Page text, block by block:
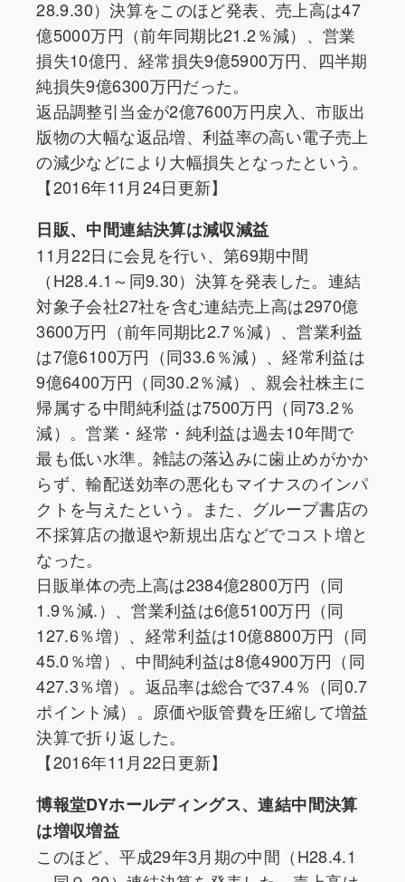
28.9.30）決算をこのほど発表、売上高は47
億5000万円（前年同期比21.2％減）、営業
損失10億円、経常損失9億5900万円、四半期
純損失9億6300万円だった。
返品調整引当金が2億7600万円戻入、市販出
版物の大幅な返品増、利益率の高い電子売上
の減少などにより大幅損失となったという。
【2016年11月24日更新】
日販、中間連結決算は減収減益
11月22日に会見を行い、第69期中間
（H28.4.1～同9.30）決算を発表した。連結
対象子会社27社を含む連結売上高は2970億
3600万円（前年同期比2.7％減）、営業利益
は7億6100万円（同33.6％減）、経常利益は
9億6400万円（同30.2％減）、親会社株主に
帰属する中間純利益は7500万円（同73.2％
減）。営業・経常・純利益は過去10年間で
最も低い水準。雑誌の落込みに歯止めがかか
らず、輸配送効率の悪化もマイナスのインパ
クトを与えたという。また、グループ書店の
不採算店の撤退や新規出店などでコスト増と
なった。
日販単体の売上高は2384億2800万円（同
1.9％減.）、営業利益は6億5100万円（同
127.6％増）、経常利益は10億8800万円（同
45.0％増）、中間純利益は8億4900万円（同
427.3％増）。返品率は総合で37.4％（同0.7
ポイント減）。原価や販管費を圧縮して増益
決算で折り返した。
【2016年11月22日更新】
博報堂DYホールディングス、連結中間決算
は増収増益
このほど、平成29年3月期の中間（H28.4.1